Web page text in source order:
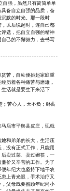
自强，虽然只有简简单单
备自立自强的品质，奋
默的时光。那一段时
以后说起时，连自己都
选，把自立自强的精神
己的不懈努力，去书写
苦，自幼便挑起家庭重
历着各种痛苦与磨难，
活就是要生下来活下
；苦心人，天不负；卧薪
店市平舆县皮庄，现就
和弟弟的长大，生活压
没有正式工作，只能用
卖过菜、卖过碗筷，一
价又辛苦的工作。为了
年纪大也坚持下地干农
上青光眼，手术治疗又
父母既要照顾年纪尚小